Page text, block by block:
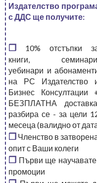
Издателство
с ДДС ще получите:
❒ 10% отстъпки
книги,
уебинари и
на РС Издателство
Бизнес Консултации
БЕЗПЛАТНА
разбира се - за цели
месеца (валидно от
❒ Членство в
опит с Ваши колеги
❒ Първи ще научавате
промоции